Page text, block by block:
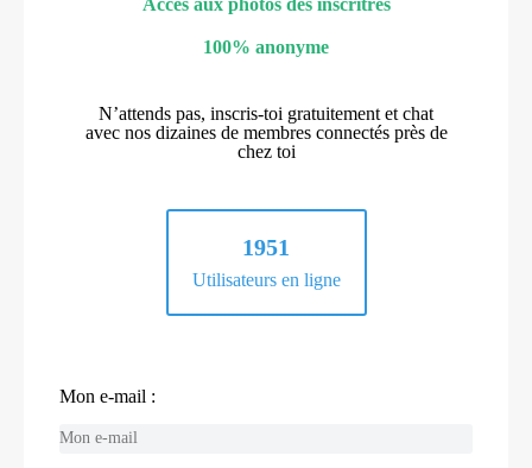
100% anonyme
N’attends pas, inscris-toi gratuitement et chat
avec nos dizaines de membres connectés près de
chez toi
1951
Utilisateurs en ligne
Mon e-mail :